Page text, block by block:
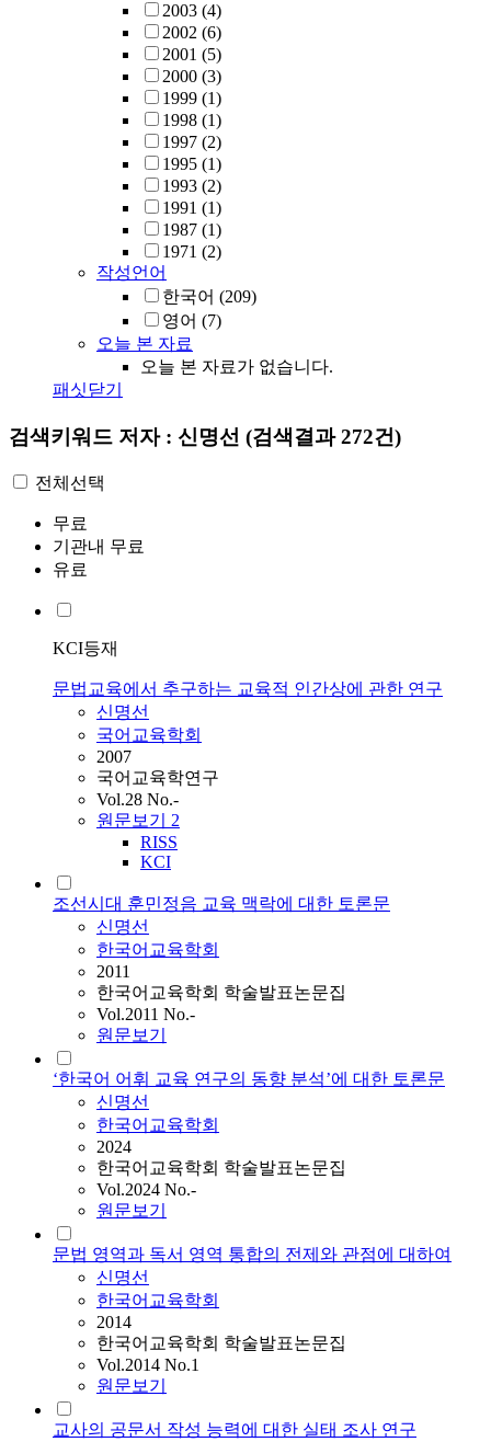
2003 (4)
2002 (6)
2001 (5)
2000 (3)
1999 (1)
1998 (1)
1997 (2)
1995 (1)
1993 (2)
1991 (1)
1987 (1)
1971 (2)
작성언어
한국어 (209)
영어 (7)
오늘 본 자료
오늘 본 자료가 없습니다.
패싯닫기
검색키워드 저자 : 신명선 (검색결과 272건)
전체선택
무료
기관내 무료
유료
KCI등재
문법교육에서 추구하는 교육적 인간상에 관한 연구
신명선
국어교육학회
2007
국어교육학연구
Vol.28 No.-
원문보기 2
RISS
KCI
조선시대 훈민정음 교육 맥락에 대한 토론문
신명선
한국어교육학회
2011
한국어교육학회 학술발표논문집
Vol.2011 No.-
원문보기
‘한국어 어휘 교육 연구의 동향 분석’에 대한 토론문
신명선
한국어교육학회
2024
한국어교육학회 학술발표논문집
Vol.2024 No.-
원문보기
문법 영역과 독서 영역 통합의 전제와 관점에 대하여
신명선
한국어교육학회
2014
한국어교육학회 학술발표논문집
Vol.2014 No.1
원문보기
교사의 공문서 작성 능력에 대한 실태 조사 연구